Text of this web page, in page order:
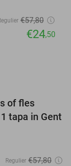
€57,80
€24,50
of fles
tapa in Gent
Regulier €57,80